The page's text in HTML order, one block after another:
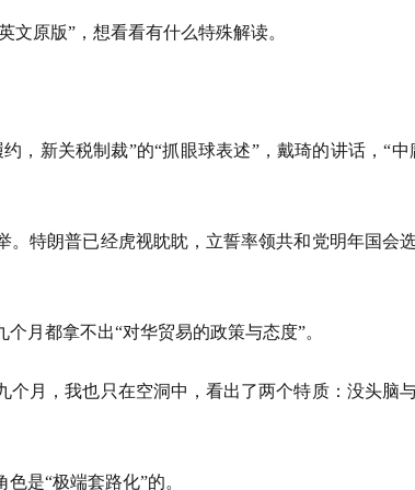
文原版”，想看看有什么特殊解读。
，新关税制裁”的“抓眼球表述”，戴琦的讲话，“中
特朗普已经虎视眈眈，立誓率领共和党明年国会
月都拿不出“对华贸易的政策与态度”。
月，我也只在空洞中，看出了两个特质：没头脑
是“极端套路化”的。